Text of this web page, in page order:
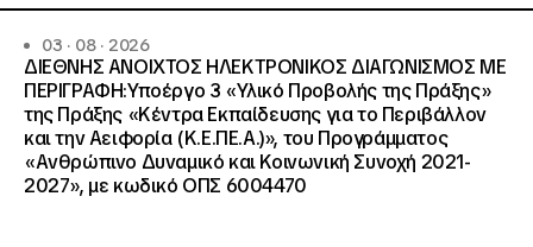
03 · 08 · 2026
ΔΙΕΘΝΗΣ ΑΝΟΙΧΤΟΣ ΗΛΕΚΤΡΟΝΙΚΟΣ ΔΙΑΓΩΝΙΣΜΟΣ ΜΕ
ΠΕΡΙΓΡΑΦΗ:Υποέργο 3 «Υλικό Προβολής της Πράξης»
της Πράξης «Κέντρα Εκπαίδευσης για το Περιβάλλον
και την Αειφορία (Κ.Ε.ΠΕ.Α.)», του Προγράμματος
«Ανθρώπινο Δυναμικό και Κοινωνική Συνοχή 2021-
2027», με κωδικό ΟΠΣ 6004470